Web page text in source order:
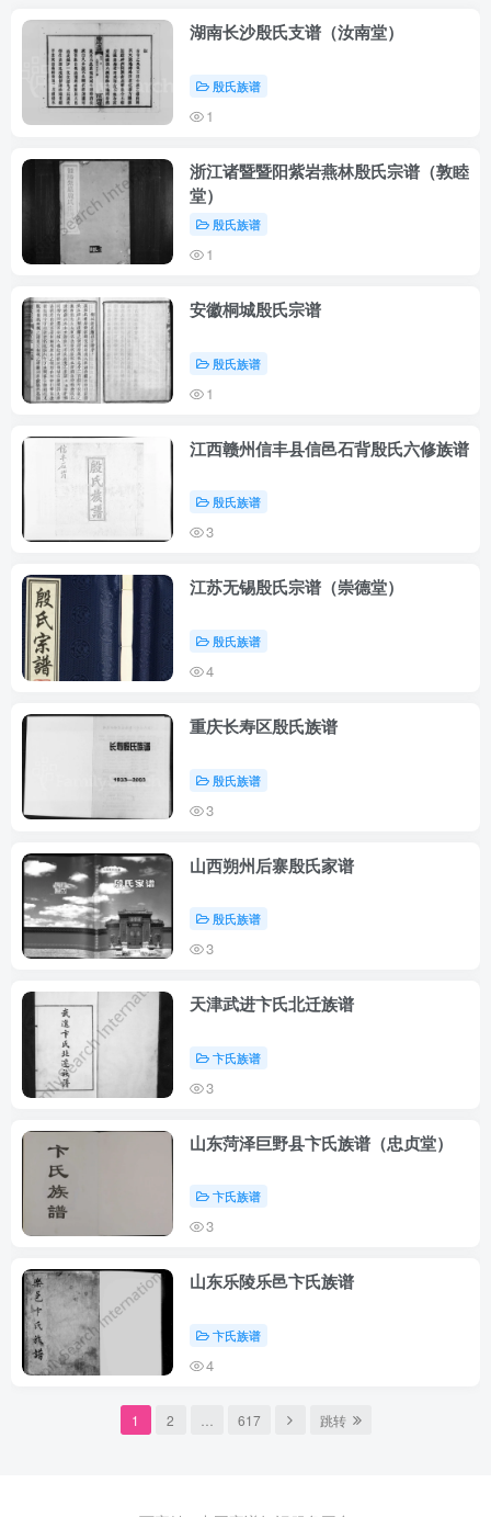
湖南长沙殷氏支谱（汝南堂）
殷氏族谱
1
浙江诸暨暨阳紫岩燕林殷氏宗谱（敦睦
堂）
殷氏族谱
1
安徽桐城殷氏宗谱
殷氏族谱
1
江西赣州信丰县信邑石背殷氏六修族谱
殷氏族谱
3
江苏无锡殷氏宗谱（崇德堂）
殷氏族谱
4
重庆长寿区殷氏族谱
殷氏族谱
3
山西朔州后寨殷氏家谱
殷氏族谱
3
天津武进卞氏北迁族谱
卞氏族谱
3
山东菏泽巨野县卞氏族谱（忠贞堂）
卞氏族谱
3
山东乐陵乐邑卞氏族谱
卞氏族谱
4
1 2 617 跳转